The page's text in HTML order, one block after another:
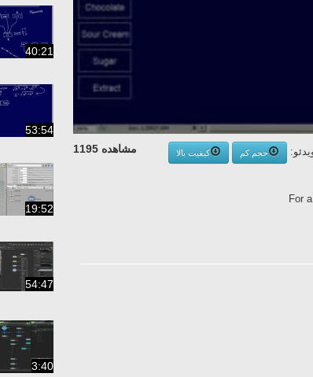
مشاهده 1195 حجم کم
کیفیت بالا
For
40:21
53:54
19:52
54:47
3:40